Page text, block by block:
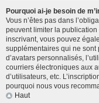
Pourquoi ai-je besoin de
Vous n’êtes pas dans
peuvent limiter la
inscrivant, vous pouvez
supplémentaires qui ne sont
d’avatars personnalisés,
courriers électroniques aux
d’utilisateurs, etc.
pourquoi nous vous
Haut